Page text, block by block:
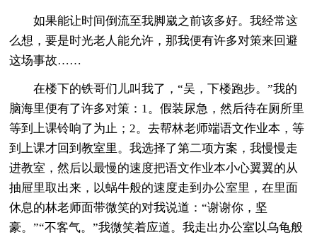
如果能让时间倒流至我脚崴之前该多好。我经常这
么想，要是时光老人能允许，那我便有许多对策来回避
这场事故……
在楼下的铁哥们儿叫我了，“吴，下楼跑步。”我的
脑海里便有了许多对策：1。假装尿急，然后待在厕所里
等到上课铃响了为止；2。去帮林老师端语文作业本，等
到上课才回到教室里。我选择了第二项方案，我慢慢走
进教室，然后以最慢的速度把语文作业本小心翼翼的从
抽屉里取出来，以蜗牛般的速度走到办公室里，在里面
休息的林老师面带微笑的对我说道：“谢谢你，坚
豪。”“不客气。”我微笑着应道。我走出办公室以乌龟般